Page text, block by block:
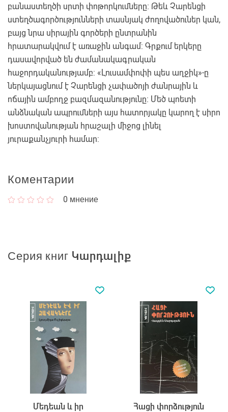
բանաստեղծի սրտի փոթորկումները։ Թեև Չարենցի
ստեղծագործությունների տասնյակ ժողովածուներ կան,
բայց նրա սիրային գործերի ընտրանին
հրատարակվում է առաջին անգամ: Գրքում երկերը
դասավորված են ժամանակագրական
հաջորդականությամբ: «Լուսամփոփի պես աղջիկ»-ը
ներկայացնում է Չարենցի չափածոյի ժանրային և
ոճային ամբողջ բազմազանությունը։ Մեծ պոետի
անձնական ապրումների այս հատորյակը կարող է սիրո
խոստովանության հրաշալի միջոց լինել
յուրաքանչյուրի համար:
Коментарии
0 мнение
Серия книг Կարդալիք
Մեդեան և իր
Հացի փորձություն